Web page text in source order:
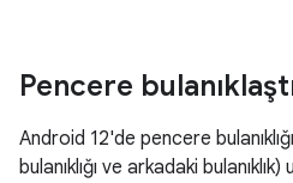
Pencere
Android 12'de pencere
bulanıklığı ve arkadaki